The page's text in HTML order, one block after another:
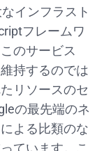
インフラスト
フレームワ
のサービス
持するのでは
リソースのセ
の最先端のネ
よる比類のな
ています。こ